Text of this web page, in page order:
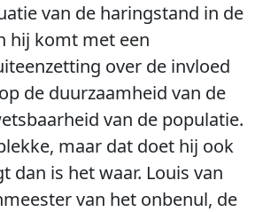
van de haringstand in de
hij komt met een
over de invloed
de duurzaamheid van de
van de populatie.
maar dat doet hij ook
dan is het waar. Louis van
van het onbenul, de